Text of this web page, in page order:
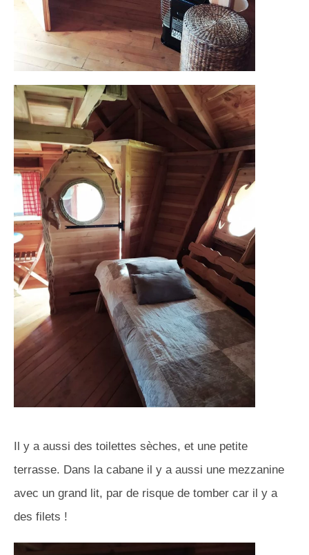
Il y a aussi des toilettes sèches, et une petite
terrasse. Dans la cabane il y a aussi une mezzanine
avec un grand lit, par de risque de tomber car il y a
des filets !